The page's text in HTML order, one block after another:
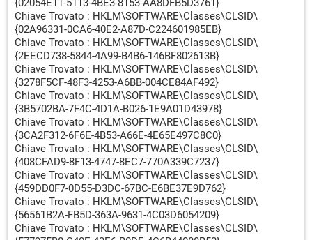
{02054E11-5113-4BE3-8153-AA8DFB5D3761}
Chiave Trovato : HKLM\SOFTWARE\Classes\CLSID\
{02A96331-0CA6-40E2-A87D-C224601985EB}
Chiave Trovato : HKLM\SOFTWARE\Classes\CLSID\
{2EECD738-5844-4A99-B4B6-146BF802613B}
Chiave Trovato : HKLM\SOFTWARE\Classes\CLSID\
{3278F5CF-48F3-4253-A6BB-004CE84AF492}
Chiave Trovato : HKLM\SOFTWARE\Classes\CLSID\
{3B5702BA-7F4C-4D1A-B026-1E9A01D43978}
Chiave Trovato : HKLM\SOFTWARE\Classes\CLSID\
{3CA2F312-6F6E-4B53-A66E-4E65E497C8C0}
Chiave Trovato : HKLM\SOFTWARE\Classes\CLSID\
{408CFAD9-8F13-4747-8EC7-770A339C7237}
Chiave Trovato : HKLM\SOFTWARE\Classes\CLSID\
{459DD0F7-0D55-D3DC-67BC-E6BE37E9D762}
Chiave Trovato : HKLM\SOFTWARE\Classes\CLSID\
{56561B2A-FB5D-363A-9631-4C03D6054209}
Chiave Trovato : HKLM\SOFTWARE\Classes\CLSID\